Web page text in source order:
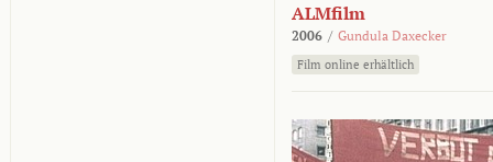
ALMfilm
2006 / Gundula Daxecker
Film online erhältlich